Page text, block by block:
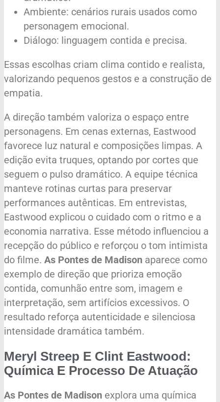
Ambiente: cenários rurais usados como
personagem emocional.
Diálogo: linguagem contida e precisa.
Essas escolhas criam clima contido e realista,
valorizando pequenos gestos e a construção de
empatia.
A direção também valoriza o espaço entre
personagens. Em cenas externas, Eastwood
favorece luz natural e composições limpas. A
edição evita truques, optando por cortes que
seguem o pulso dramático. A equipe técnica
manteve rotinas curtas para preservar
performances autênticas. Em entrevistas,
Eastwood explicou o cuidado com o ritmo e a
economia narrativa. Esse método influenciou a
recepção do público e reforçou o tom intimista
do filme. As Pontes de Madison aparece como
exemplo de direção que prioriza emoção
contida, comunhão entre som, imagem e
interpretação, sem artifícios excessivos. O
resultado reforça autenticidade e silenciosa
intensidade dramática também.
Meryl Streep E Clint Eastwood:
Química E Processo De Atuação
As Pontes de Madison explora uma química